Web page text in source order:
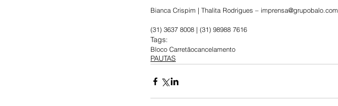
Bianca Crispim | Thalita Rodrigues – imprensa@grupobalo.com
(31) 3637 8008 | (31) 98988 7616
Tags:
Bloco Carretãocancelamento
PAUTAS